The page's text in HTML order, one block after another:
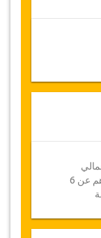
المفوتر، بالنسبة للأطفال الذين تقل أعمارهم عن 6